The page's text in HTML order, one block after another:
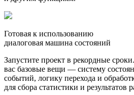
Готовая к использованию
диалоговая машина состояний
Запустите проект в рекордные
вас базовые вещи — систему
событий, логику перехода и
для сбора статистики и результатов